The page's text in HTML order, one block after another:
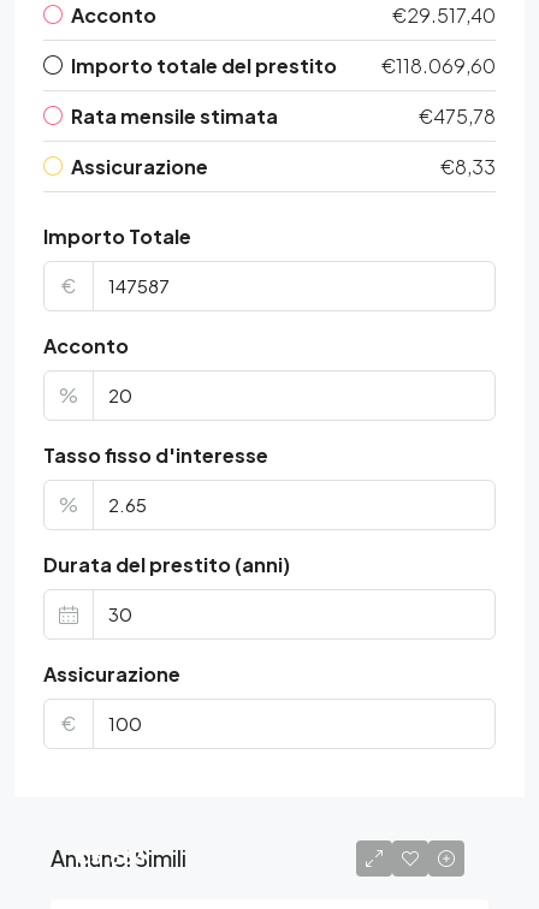
Acconto
€29.517,40
Importo totale del prestito
€118.069,60
Rata mensile stimata
€475,78
Assicurazione
€8,33
Importo Totale
€
Acconto
%
Tasso fisso d'interesse
%
Durata del prestito (anni)
Assicurazione
€
Annunci Simili
€5.663